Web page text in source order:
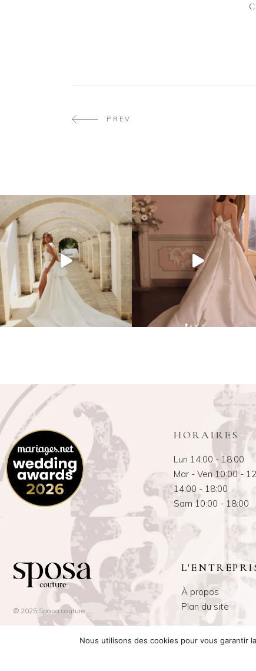
PREV
HORAIRES
Lun 14:00 - 18:00
Mar - Ven 10:00 -
14:00 - 18:00
Sam 10:00 - 18:00
© 2025 Sposa couture
À propos
Plan du site
Nous utilisons des cookies pour vous garantir